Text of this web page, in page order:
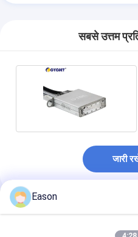
सबसे उत्तम
जारी
अनुशंसित उत्पाद
Eason